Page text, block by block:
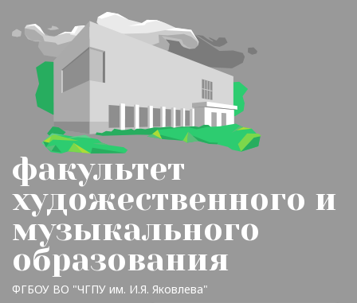
факультет
художественного и
музыкального
образования
ФГБОУ ВО "ЧГПУ им. И.Я. Яковлева"